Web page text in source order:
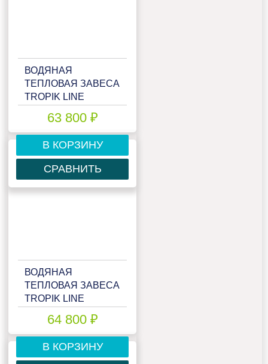
ВОДЯНАЯ
ТЕПЛОВАЯ ЗАВЕСА
TROPIK LINE
63 800 ₽
В КОРЗИНУ
СРАВНИТЬ
ВОДЯНАЯ
ТЕПЛОВАЯ ЗАВЕСА
TROPIK LINE
64 800 ₽
В КОРЗИНУ